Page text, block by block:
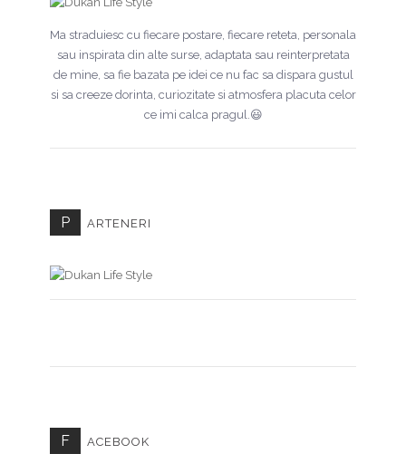
Ma straduiesc cu fiecare postare, fiecare reteta, personala
sau inspirata din alte surse, adaptata sau reinterpretata
de mine, sa fie bazata pe idei ce nu fac sa dispara gustul
si sa creeze dorinta, curiozitate si atmosfera placuta celor
ce imi calca pragul.😃
P ARTENERI
F ACEBOOK